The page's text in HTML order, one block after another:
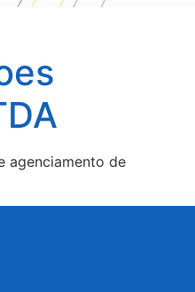
agenciamento de